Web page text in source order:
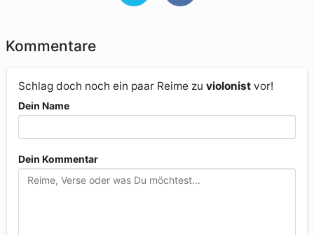
Kommentare
Schlag doch noch ein paar Reime zu violonist vor!
Dein Name
Dein Kommentar